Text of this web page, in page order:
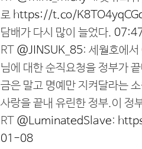
로 https://t.co/
담배가 다시 많이 늘었다.
RT @JINSUK_85: 세월호에
님에 대한 순직요청을 정부가
금은 말고 명예만 지켜달라는
사랑을 끝내 유린한 정부.이 정
RT @LuminatedSlave:
01-08